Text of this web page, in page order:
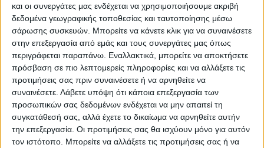
και οι συνεργάτες μας ενδέχεται να χρησιμοποιήσουμε ακριβή
δεδομένα γεωγραφικής τοποθεσίας και ταυτοποίησης μέσω
σάρωσης συσκευών. Μπορείτε να κάνετε κλικ για να συναινέσετε
στην επεξεργασία από εμάς και τους συνεργάτες μας όπως
περιγράφεται παραπάνω. Εναλλακτικά, μπορείτε να αποκτήσετε
πρόσβαση σε πιο λεπτομερείς πληροφορίες και να αλλάξετε τις
προτιμήσεις σας πριν συναινέσετε ή να αρνηθείτε να
συναινέσετε. Λάβετε υπόψη ότι κάποια επεξεργασία των
προσωπικών σας δεδομένων ενδέχεται να μην απαιτεί τη
συγκατάθεσή σας, αλλά έχετε το δικαίωμα να αρνηθείτε αυτήν
την επεξεργασία. Οι προτιμήσεις σας θα ισχύουν μόνο για αυτόν
τον ιστότοπο. Μπορείτε να αλλάξετε τις προτιμήσεις σας ή να
Το τραγικό στοιχείο της
υπόθεσης...
Γκόλ στα ερτζιανά 25/9/2023
ΝΕΟΣ ΑΓΩΝ